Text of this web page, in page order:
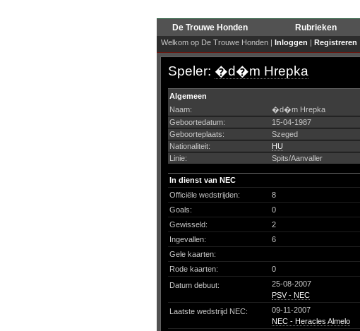
De Trouwe Honden Rubrieken
Welkom op De Trouwe Honden | Inloggen | Registreren
Speler: �d�m Hrepka
Algemeen
Naam:
�d�m Hrepka
Geboortedatum:
15-04-1987
Geboorteplaats:
Szeged
Nationaliteit:
HU
Linie:
Spits/Aanvaller
In dienst van NEC
Officiële wedstrijden:
8
Goals:
0
Gewisseld:
2
Ingevallen:
6
Gele kaarten:
Rode kaarten:
0
Datum debuut:
25-08-2007
PSV - NEC
Laatste wedstrijd NEC:
09-11-2007
NEC - Heracles Almelo